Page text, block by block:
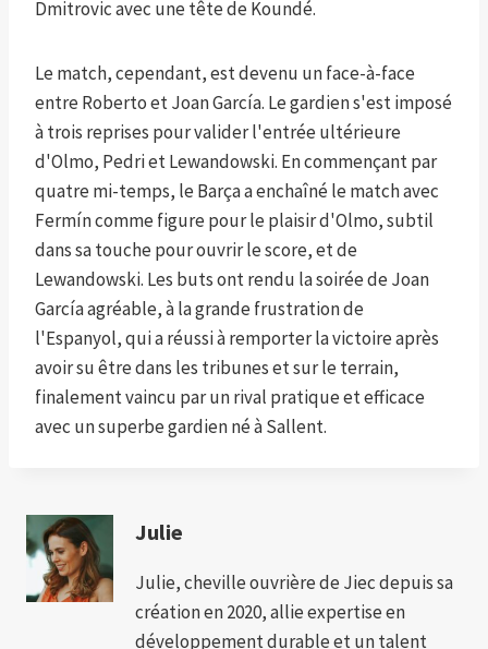
Dmitrovic avec une tête de Koundé.
Le match, cependant, est devenu un face-à-face
entre Roberto et Joan García. Le gardien s'est imposé
à trois reprises pour valider l'entrée ultérieure
d'Olmo, Pedri et Lewandowski. En commençant par
quatre mi-temps, le Barça a enchaîné le match avec
Fermín comme figure pour le plaisir d'Olmo, subtil
dans sa touche pour ouvrir le score, et de
Lewandowski. Les buts ont rendu la soirée de Joan
García agréable, à la grande frustration de
l'Espanyol, qui a réussi à remporter la victoire après
avoir su être dans les tribunes et sur le terrain,
finalement vaincu par un rival pratique et efficace
avec un superbe gardien né à Sallent.
Julie
Julie, cheville ouvrière de Jiec depuis sa
création en 2020, allie expertise en
développement durable et un talent